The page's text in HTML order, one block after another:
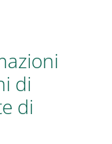
di
di